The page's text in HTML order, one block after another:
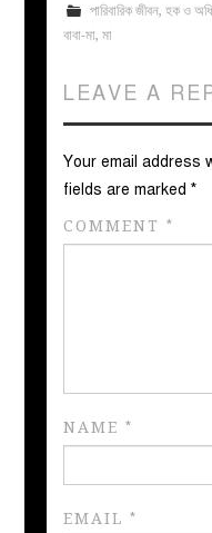
পারিবারিক জীবন, হক ও
বাবা-মা,মা
LEAVE A
Your email address
fields are marked*
COMMENT*
NAME*
EMAIL*